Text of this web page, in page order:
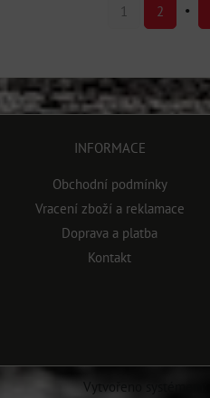
1 2
INFORMACE
Obchodní podmínky
Vracení zboží a reklamace
Doprava a platba
Kontakt
Vytvořeno systémem: